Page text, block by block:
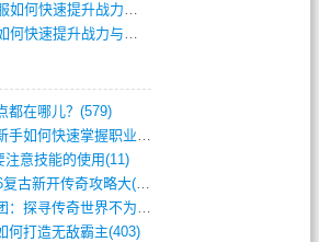
提升战力与获取稀有装备？
提升战力与获取稀有装备？
都在哪儿？(579)
轩辕传奇私服怀旧服新手如何快速掌握职业选(993)
意技能的使用(11)
玛法大陆的秘密：176复古新开传奇攻略大(486)
传奇征途中的未知谜团：探寻传奇世界不为人(595)
何打造无敌霸主(403)